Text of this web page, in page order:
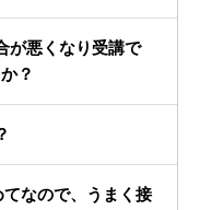
が悪くなり受講で
？
なので、うまく接